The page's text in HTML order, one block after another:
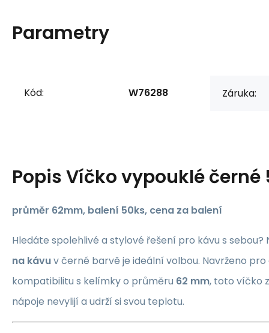
Parametry
Kód: W76288 Záruka:
PopisVíčko vypouklé černé
průměr 62mm, balení 50ks, cena za balení
Hledáte spolehlivé a stylové řešení pro kávu s sebou?
na kávuv černé barvě je ideální volbou. Navrženo
kompatibilitu s kelímky o průměru 62 mm, toto víčko
nápoje nevylijí a udrží si svou teplotu.